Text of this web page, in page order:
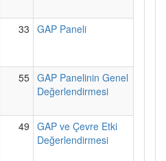
33 GAP Paneli
55 GAP Panelinin Genel
Değerlendirmesi
49 GAP ve Çevre Etki
Değerlendirmesi